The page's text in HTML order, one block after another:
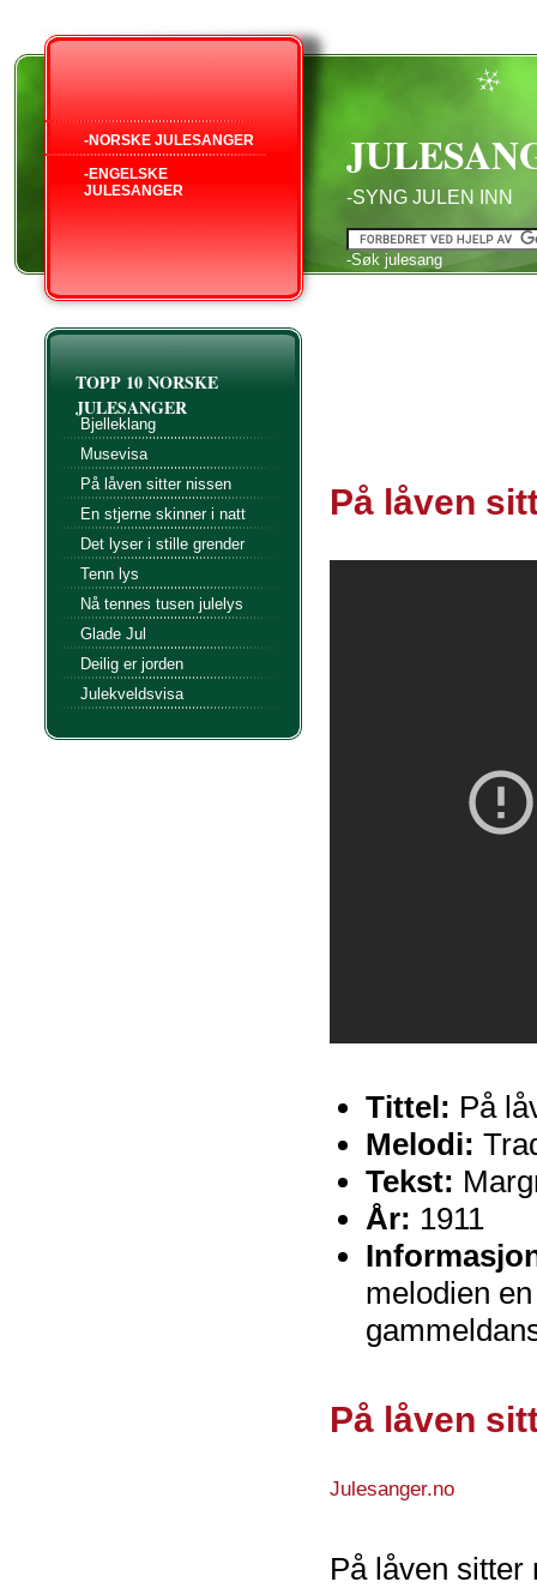
-SYNG JULEN INN
-Søk julesang
-NORSKE JULESANGER
-ENGELSKE
JULESANGER
På låven
Tittel: På
Melodi:
Tekst:
År: 1911
melodien
På låven
Julesanger.no
På låven sitter
TOPP 10 NORSKE
JULESANGER
Bjelleklang
Musevisa
På låven sitter nissen
En stjerne skinner i natt
Det lyser i stille grender
Tenn lys
Nå tennes tusen julelys
Glade Jul
Deilig er jorden
Julekveldsvisa